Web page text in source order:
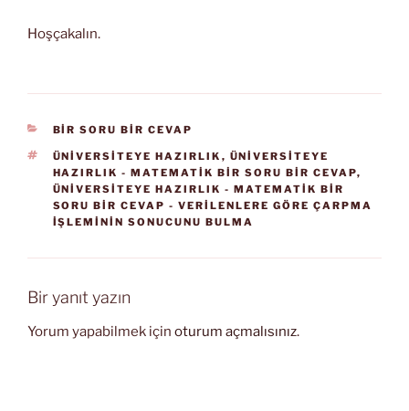
Hoşçakalın.
KATEGORILER
BİR SORU BİR CEVAP
ETIKETLER
ÜNIVERSITEYE HAZIRLIK , ÜNIVERSITEYE
HAZIRLIK - MATEMATIK BIR SORU BIR CEVAP,
ÜNIVERSITEYE HAZIRLIK - MATEMATIK BIR
SORU BIR CEVAP - VERILENLERE GÖRE ÇARPMA
IŞLEMININ SONUCUNU BULMA
Bir yanıt yazın
Yorum yapabilmek için oturum açmalısınız.